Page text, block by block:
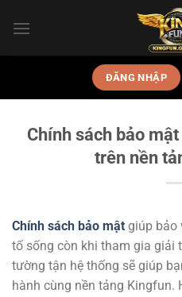
ĐĂNG NHẬP
Chính sách bảo
trên nền
Chính sách bảo mật giúp bảo
tố sống còn khi tham gia giải
tường tận hệ thống sẽ giúp
hành cùng nền tảng Kingfun.